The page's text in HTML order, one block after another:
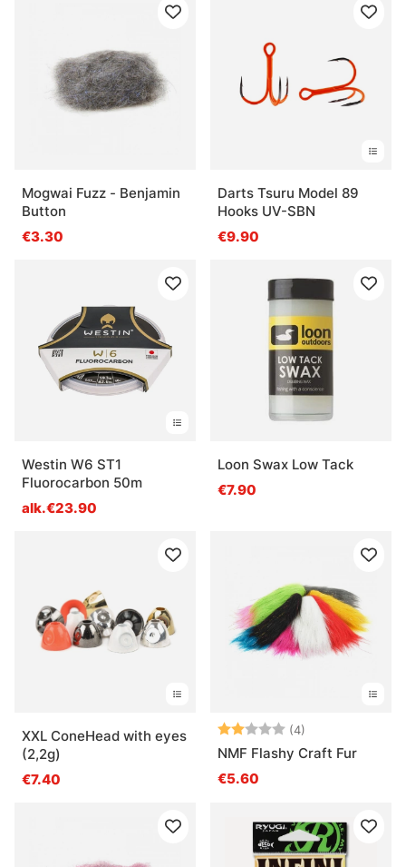
Mogwai Fuzz - Benjamin
Button
€3.30
Darts Tsuru Model 89
Hooks UV-SBN
€9.90
Westin W6 ST1
Fluorocarbon 50m
alk.€23.90
Loon Swax Low Tack
€7.90
XXL ConeHead with eyes
(2,2g)
€7.40
Arvio: (4)
NMF Flashy Craft Fur
€5.60